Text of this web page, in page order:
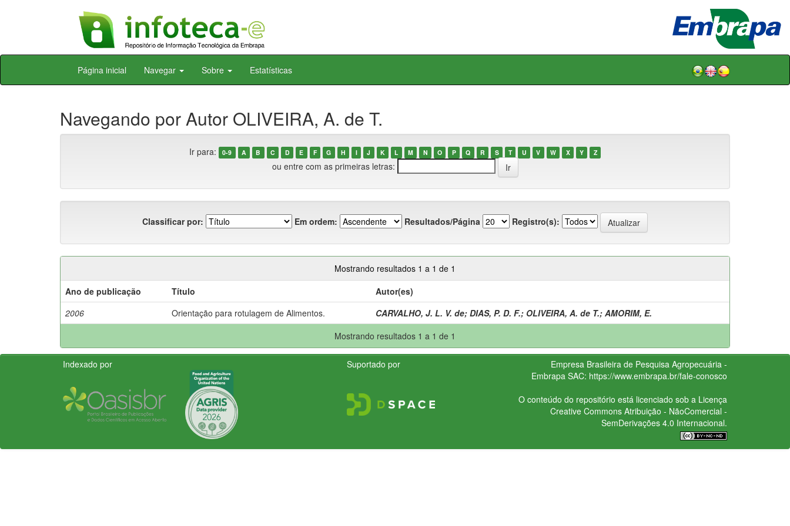
Skip
Página inicial Navegar Sobre Estatísticas
Navegando por Autor OLIVEIRA, A. de T.
Ir para: 0-9 A B C D E F G H I J K L M N O P Q R S T U V W X Y Z
ou entre com as primeiras letras:
Classificar por: Em ordem: Resultados/Página Registro(s):
Mostrando resultados 1 a 1 de 1
Ano de publicação
Título
Autor(es)
2006
Orientação para rotulagem de Alimentos. CARVALHO, J. L. V. de; DIAS, P. D. F.; OLIVEIRA, A. de T.; AMORIM, E.
Mostrando resultados 1 a 1 de 1
Indexado por Suportado por
Empresa Brasileira de Pesquisa Agropecuária -
Embrapa SAC: https://www.embrapa.br/fale-conosco
O conteúdo do repositório está licenciado sob a Licença
Creative CommonsAtribuição - NãoComercial -
SemDerivações 4.0 Internacional.